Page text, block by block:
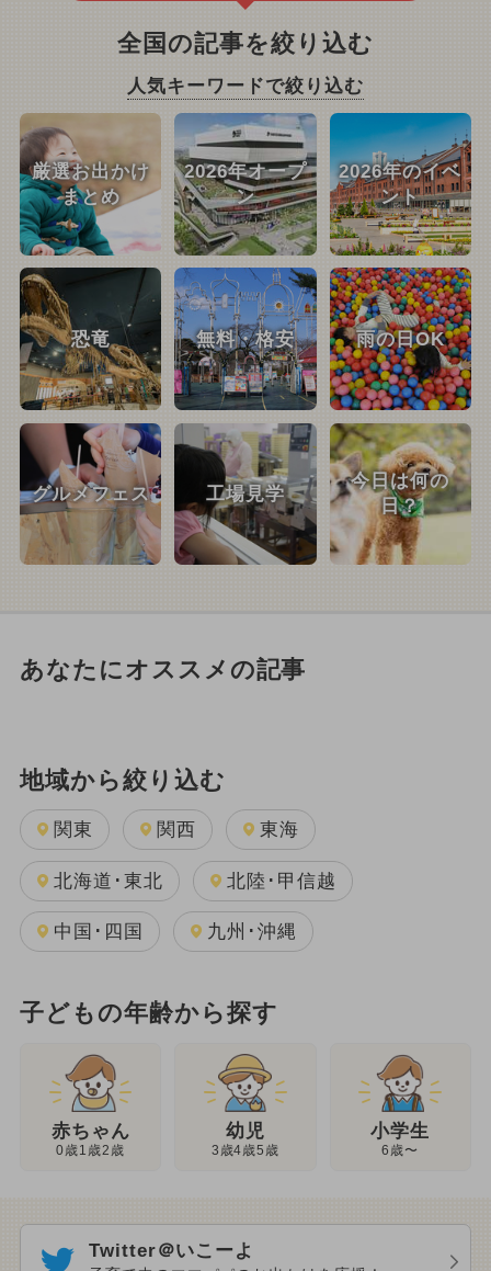
全国の記事を絞り込む
人気キーワードで絞り込む
厳選お出かけ
まとめ
2026年オープ
ン
2026年のイベ
ント
恐竜 無料・格安 雨の日OK
グルメフェス 工場見学
今日は何の
日？
あなたにオススメの記事
地域から絞り込む
関東 関西 東海
北海道･東北 北陸･甲信越
中国･四国 九州･沖縄
子どもの年齢から探す
赤ちゃん
0歳1歳2歳
幼児
3歳4歳5歳
小学生
6歳〜
Twitter＠いこーよ